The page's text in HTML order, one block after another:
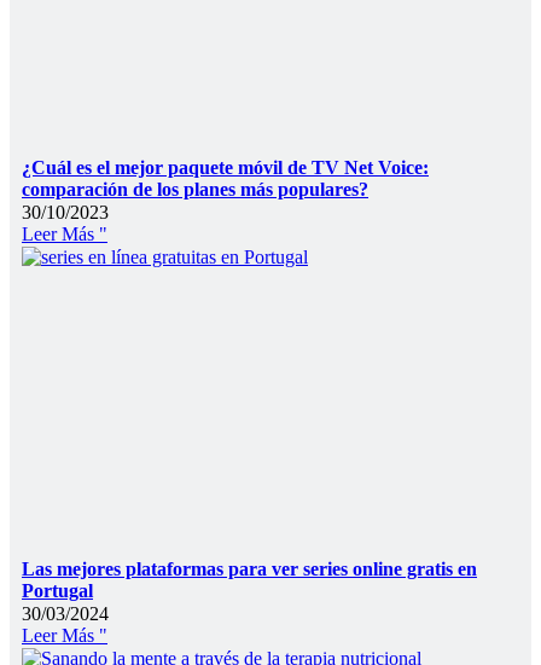
¿Cuál es el mejor paquete móvil de TV Net Voice:
comparación de los planes más populares?
30/10/2023
Leer Más "
Las mejores plataformas para ver series online gratis en
Portugal
30/03/2024
Leer Más "